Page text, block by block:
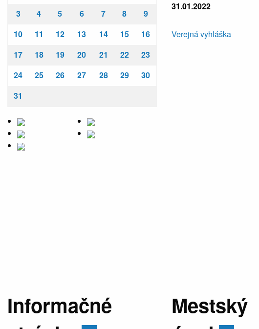
3
4 5 6 7 8
9
10
11 12 13 14 15
16
17
18 19 20 21 22
23
24
25 26 27 28 29
30
31
31.01.2022
Verejná vyhláška
Informačné
Mestský